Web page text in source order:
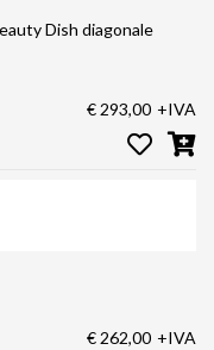
€ 293,00 +IVA
€ 262,00 +IVA